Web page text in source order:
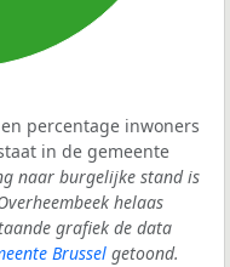
percentage inwoners
in de gemeente
naar burgelijke stand is
helaas
grafiek de data
Brussel getoond.